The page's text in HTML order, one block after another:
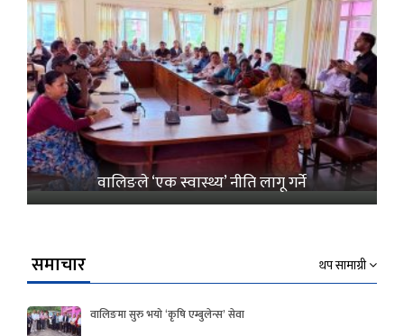
वालिङले ‘एक स्वास्थ्य’ नीति लागू गर्ने
समाचार थप सामाग्री
वालिङमा सुरु भयो ‘कृषि एम्बुलेन्स’ सेवा